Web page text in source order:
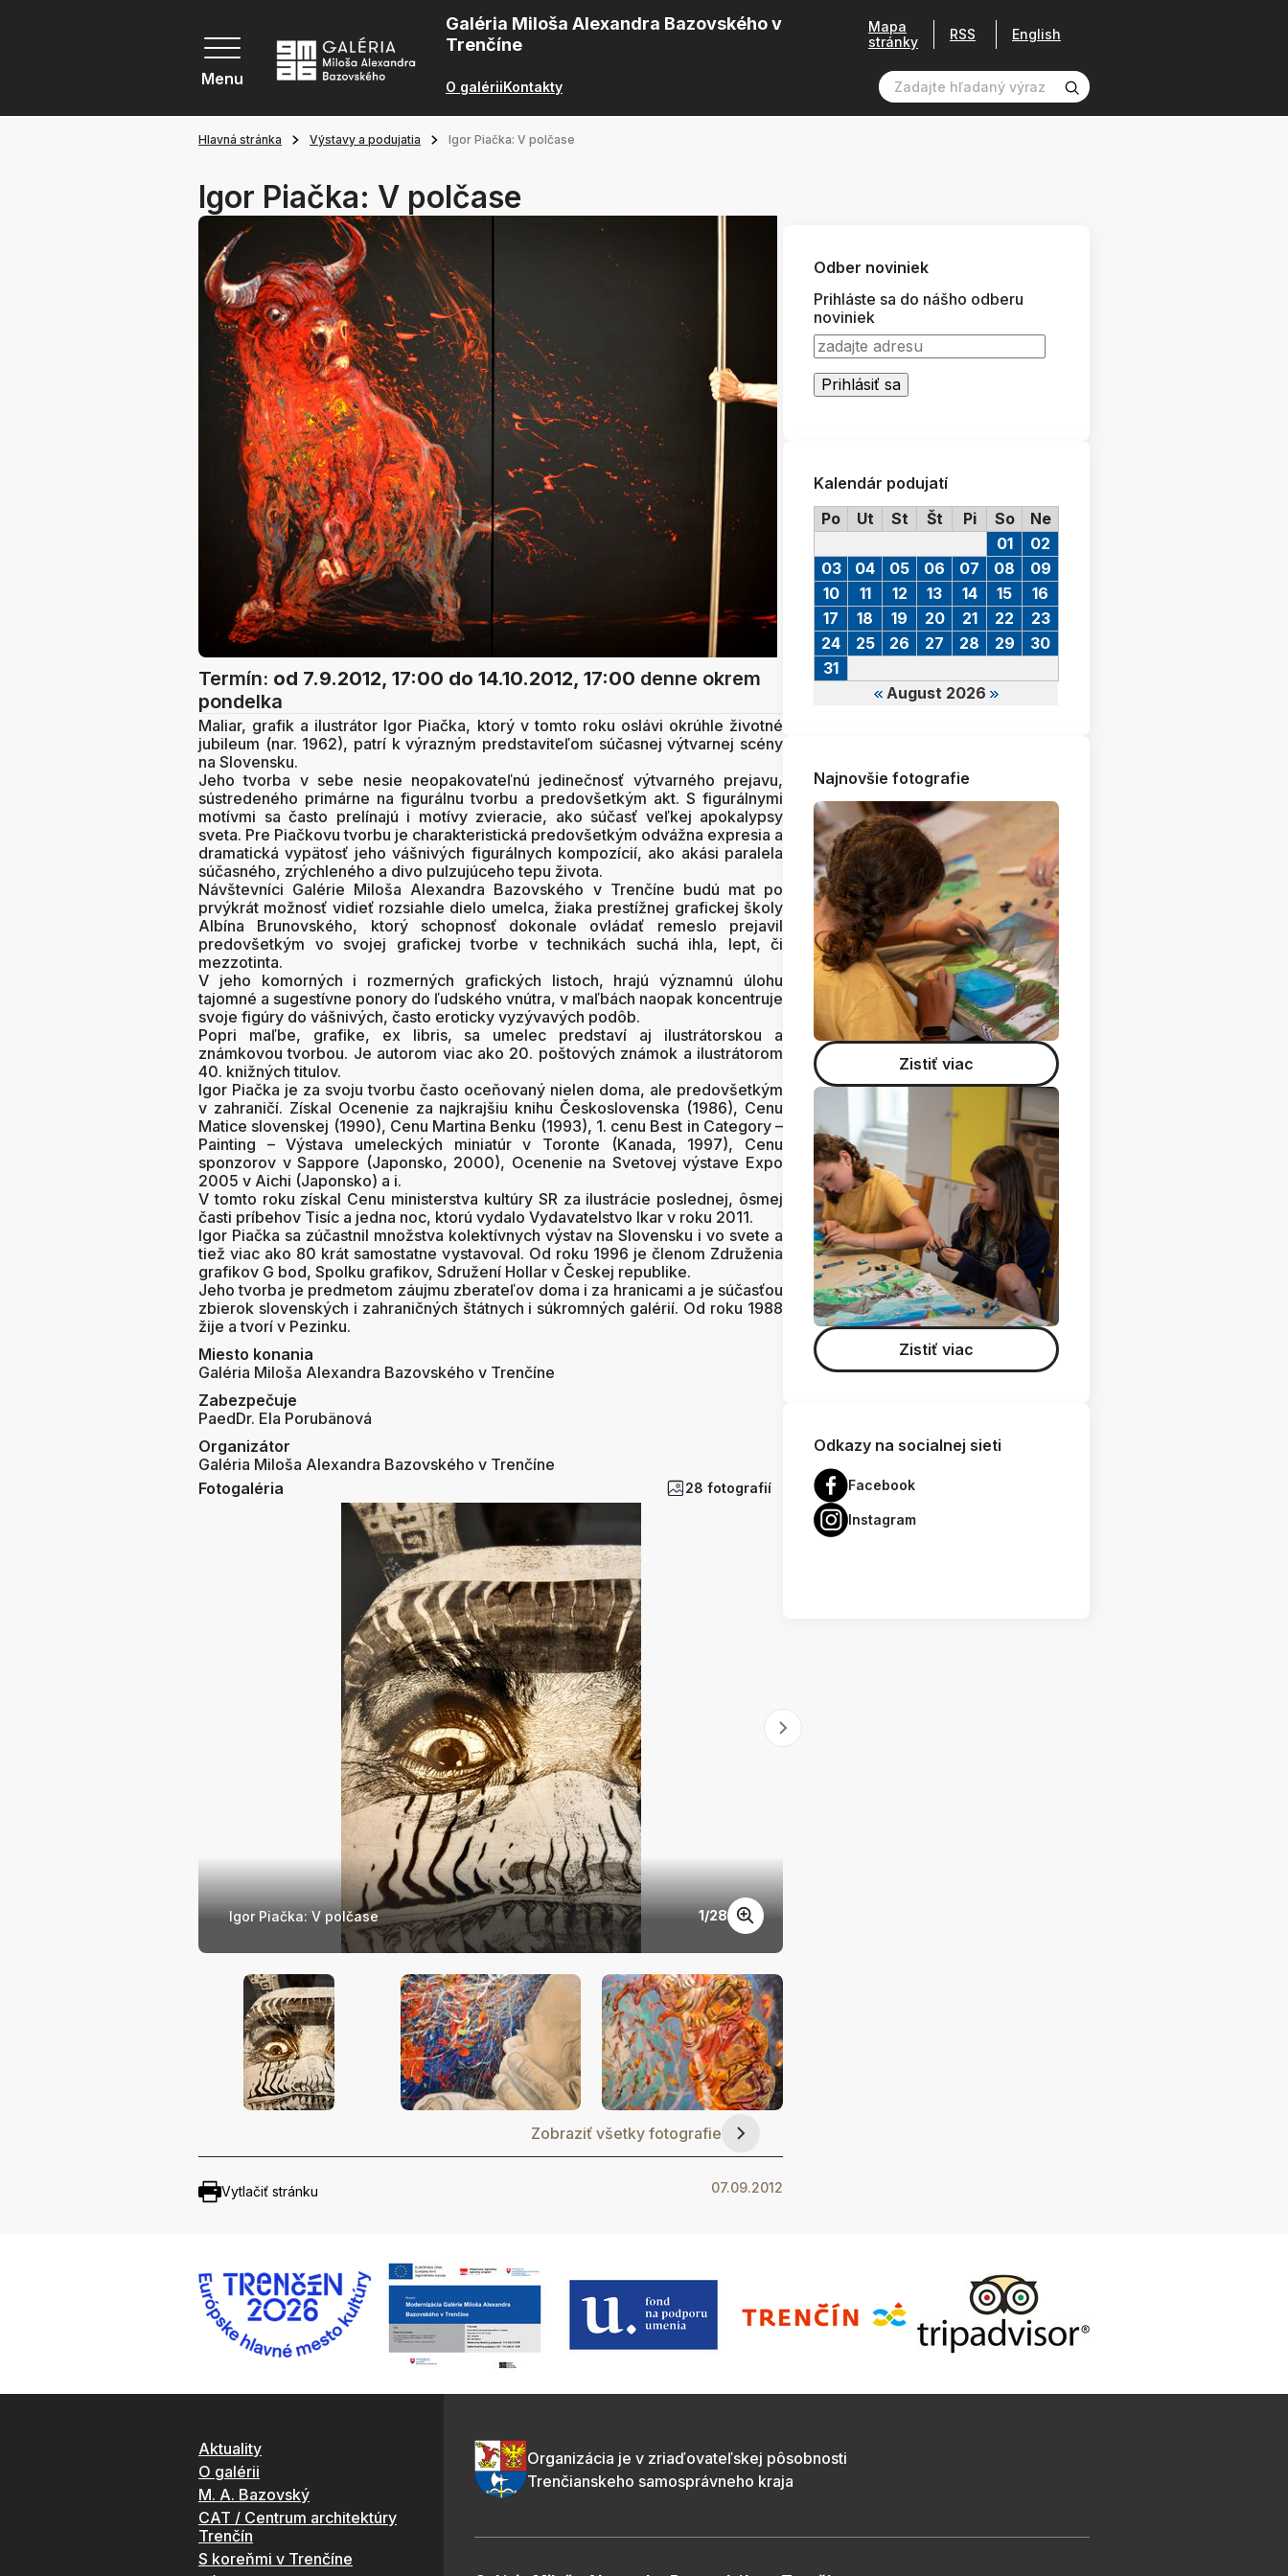
Menu
Galéria Miloša Alexandra Bazovského v
Trenčíne
O galériiKontakty
Mapa
stránky
RSS English
Hlavná stránka Výstavy a podujatia Igor Piačka: V polčase
Igor Piačka: V polčase
Termín: od 7.9.2012, 17:00 do 14.10.2012, 17:00 denne okrem
pondelka
Maliar, grafik a ilustrátor Igor Piačka, ktorý v tomto roku oslávi okrúhle životné
jubileum (nar. 1962), patrí k výrazným predstaviteľom súčasnej výtvarnej scény
na Slovensku.
Jeho tvorba v sebe nesie neopakovateľnú jedinečnosť výtvarného prejavu,
sústredeného primárne na figurálnu tvorbu a predovšetkým akt. S figurálnymi
motívmi sa často prelínajú i motívy zvieracie, ako súčasť veľkej apokalypsy
sveta. Pre Piačkovu tvorbu je charakteristická predovšetkým odvážna expresia a
dramatická vypätosť jeho vášnivých figurálnych kompozícií, ako akási paralela
súčasného, zrýchleného a divo pulzujúceho tepu života.
Návštevníci Galérie Miloša Alexandra Bazovského v Trenčíne budú mat po
prvýkrát možnosť vidieť rozsiahle dielo umelca, žiaka prestížnej grafickej školy
Albína Brunovského, ktorý schopnosť dokonale ovládať remeslo prejavil
predovšetkým vo svojej grafickej tvorbe v technikách suchá ihla, lept, či
mezzotinta.
V jeho komorných i rozmerných grafických listoch, hrajú významnú úlohu
tajomné a sugestívne ponory do ľudského vnútra, v maľbách naopak koncentruje
svoje figúry do vášnivých, často eroticky vyzývavých podôb.
Popri maľbe, grafike, ex libris, sa umelec predstaví aj ilustrátorskou a
známkovou tvorbou. Je autorom viac ako 20. poštových známok a ilustrátorom
40. knižných titulov.
Igor Piačka je za svoju tvorbu často oceňovaný nielen doma, ale predovšetkým
v zahraničí. Získal Ocenenie za najkrajšiu knihu Československa (1986), Cenu
Matice slovenskej (1990), Cenu Martina Benku (1993), 1. cenu Best in Category –
Painting – Výstava umeleckých miniatúr v Toronte (Kanada, 1997), Cenu
sponzorov v Sappore (Japonsko, 2000), Ocenenie na Svetovej výstave Expo
2005 v Aichi (Japonsko) a i.
V tomto roku získal Cenu ministerstva kultúry SR za ilustrácie poslednej, ôsmej
časti príbehov Tisíc a jedna noc, ktorú vydalo Vydavatelstvo Ikar v roku 2011.
Igor Piačka sa zúčastnil množstva kolektívnych výstav na Slovensku i vo svete a
tiež viac ako 80 krát samostatne vystavoval. Od roku 1996 je členom Združenia
grafikov G bod, Spolku grafikov, Sdružení Hollar v Českej republike.
Jeho tvorba je predmetom záujmu zberateľov doma i za hranicami a je súčasťou
zbierok slovenských i zahraničných štátnych i súkromných galérií. Od roku 1988
žije a tvorí v Pezinku.
Miesto konania
Galéria Miloša Alexandra Bazovského v Trenčíne
Zabezpečuje
PaedDr. Ela Porubänová
Organizátor
Galéria Miloša Alexandra Bazovského v Trenčíne
Fotogaléria
28 fotografií
Igor Piačka: V polčase 1/28
Zobraziť všetky fotografie
Vytlačiť stránku 07.09.2012
Odber noviniek
Prihláste sa do nášho odberu
noviniek
Kalendár podujatí
Po
Ut St Št Pi So Ne
August 2026
01
02
03
04 05 06 07 08
09
10
11 12 13 14 15
16
17
18 19 20 21 22
23
24
25 26 27 28 29
30
31
Najnovšie fotografie
Zistiť viac
Zistiť viac
Odkazy na socialnej sieti
Facebook
Instagram
Aktuality
O galérii
M. A. Bazovský
CAT / Centrum architektúry
Trenčín
S koreňmi v Trenčíne
Organizácia je v zriaďovateľskej pôsobnosti
Trenčianskeho samosprávneho kraja